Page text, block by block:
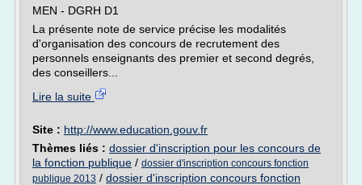
MEN - DGRH D1
La présente note de service précise les modalités
d'organisation des concours de recrutement des
personnels enseignants des premier et second degrés,
des conseillers...
Lire la suite
Site : http://www.education.gouv.fr
Thèmes liés : dossier d'inscription pour les concours de
la fonction publique / dossier d'inscription concours fonction
publique 2013 / dossier d'inscription concours fonction